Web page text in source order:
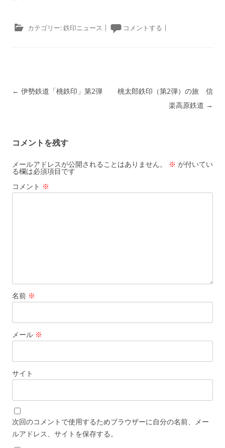
カテゴリー:鉄印ニュース | コメントする |
投稿ナビゲーション
← 伊勢鉄道「桃鉄印」第2弾
桃太郎鉄印（第2弾）の旅 信
楽高原鉄道 →
コメントを残す
メールアドレスが公開されることはありません。 ※ が付いてい
る欄は必須項目です
コメント ※
名前 ※
メール ※
サイト
次回のコメントで使用するためブラウザーに自分の名前、メー
ルアドレス、サイトを保存する。